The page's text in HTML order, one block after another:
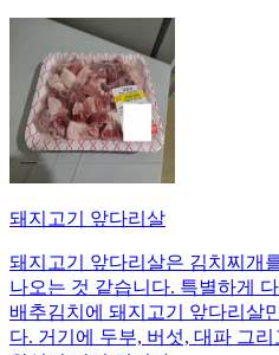
돼지고기 앞다리살
돼지고기 앞다리살은 김치찌개
나오는 것 같습니다. 특별하게
배추김치에 돼지고기 앞다리살
다. 거기에 두부, 버섯, 대파 그